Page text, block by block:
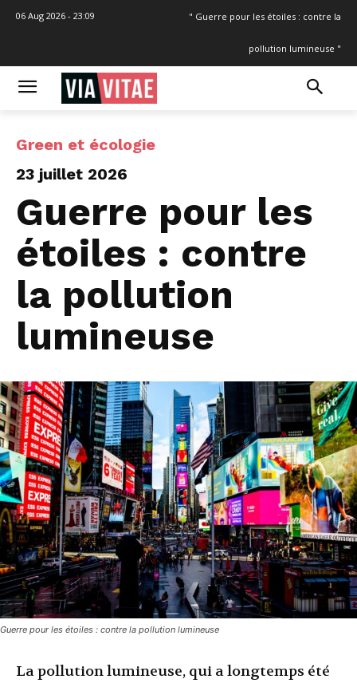
06 Aug 2026 - 23:09 " Guerre pour les étoiles : contre la
pollution lumineuse "
Green et écologie
23 juillet 2026
Guerre pour les
étoiles : contre
la pollution
lumineuse
Guerre pour les étoiles : contre la pollution lumineuse
La pollution lumineuse, qui a longtemps été